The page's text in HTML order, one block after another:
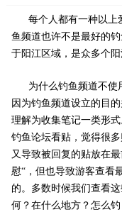
每个人都有一种以上
鱼频道也许不是最好的
于阳江区域，是众多个阳
为什么钓鱼频道不使
因为钓鱼频道设立的目
理解为收集笔记一类形
钓鱼论坛看贴，觉得很
又导致被回复的贴放在
慰“，但也导致游客查看
的。多数时候我们查看
何？在什么地方？怎么